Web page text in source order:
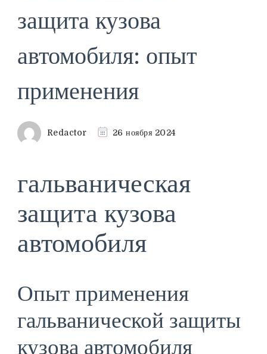
защита кузова
автомобиля: опыт
применения
Redactor 26 ноября 2024
гальваническая
защита кузова
автомобиля
Опыт применения
гальванической защиты
кузова автомобиля